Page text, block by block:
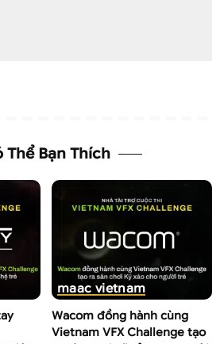
Thể Bạn Thích
maac vietnam
Wacom đồng hành cùng
Vietnam VFX Challenge tạo